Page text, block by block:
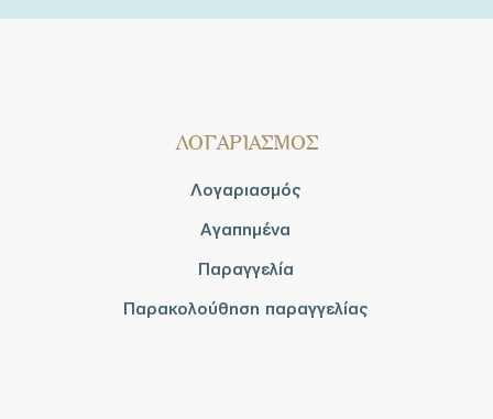
ΛΟΓΑΡΙΑΣΜΟΣ
Λογαριασμός
Αγαπημένα
Παραγγελία
Παρακολούθηση παραγγελίας